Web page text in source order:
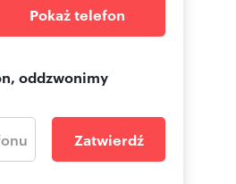
Pokaż telefon
oddzwonimy
Zatwierdź